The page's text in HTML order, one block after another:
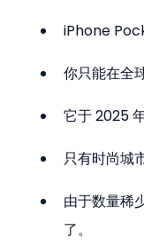
iPhone
你只能在全
它于 2025
只有时尚城
由于数量稀
了。